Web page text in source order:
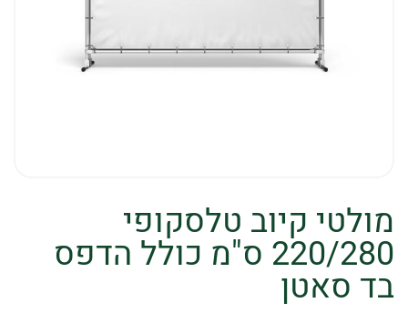
מולטי קיוב טלסקופי
220/280 ס"מ כולל הדפס
בד סאטן